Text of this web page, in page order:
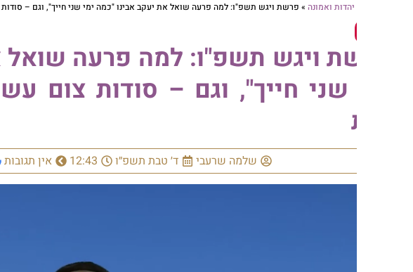
פרשת ויגש תשפ"ו: למה פרעה שואל את יעקב אבינו "כמה ימי שני חייך", וגם – סודות צום עשרה
ויגש תשפ"ו: למה פרעה שואל את
שני חייך", וגם – סודות צום עשרה
שלמה שרעבי ד׳ טבת תשפ״ו 12:43 אין תגובות עקבו